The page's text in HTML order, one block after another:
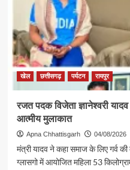
राजेश
अग्रवाल
की
पहल
से
सरगुजा
संभाग
श्रद्धालु
भारत
गौरव
से
रामलला
खेल छत्तीसगढ़ पर्यटन रायपुर
रजत पदक विजेता ज्ञानेश्वरी
आत्मीय मुलाकात
Apna Chhattisgarh 04/08/2026
मंत्री यादव ने कहा समाज के लिए गर्व
ग्लासगो में आयोजित महिला 53